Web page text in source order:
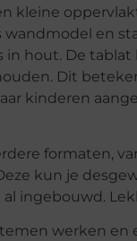
kleine
en
in hout. De
Dit
kinderen
formaten,
kun je
ingebouwd.
werken en